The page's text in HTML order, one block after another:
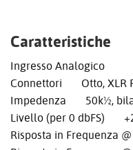
Caratteristiche
Ingresso Analogico
Connettori Otto, XLR
Impedenza 50k½,
Livello (per 0 dbFS)
Risposta in Frequenza